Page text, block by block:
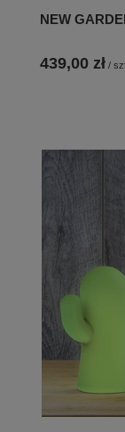
NEW
439,00 zł /